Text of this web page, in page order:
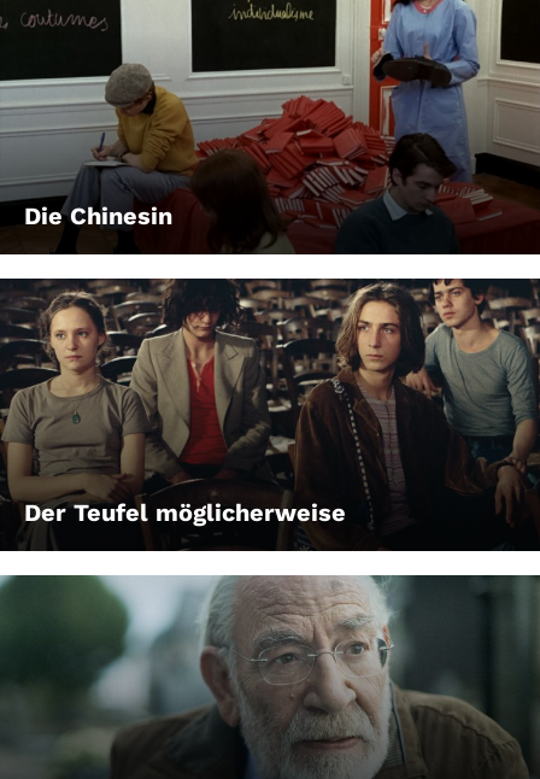
Die Chinesin
Der Teufel möglicherweise